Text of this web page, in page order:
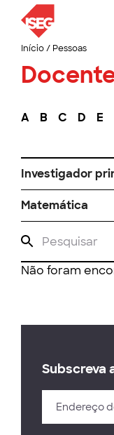
Início/ Pessoas
A B C D E
Investigador
Matemática
Não foram
Subscreva